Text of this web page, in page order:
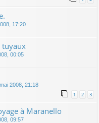
17:20
tuyaux
00:05
2008, 21:18
1 2 3
à Maranello
09:57